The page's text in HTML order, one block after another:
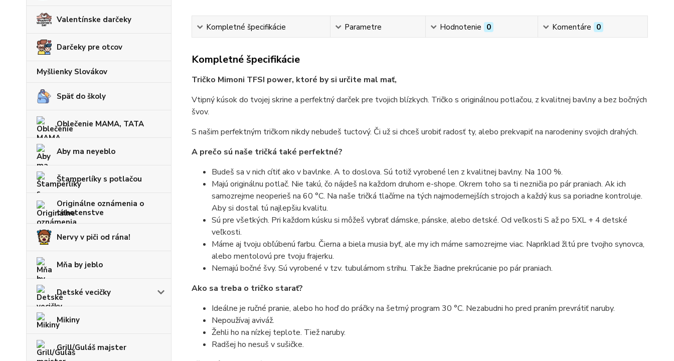
Valentínske darčeky
Darčeky pre otcov
Myšlienky Slovákov
Späť do školy
Oblečenie MAMA, TATA
Aby ma neyeblo
Štamperlíky s potlačou
Originálne oznámenia o
tehotenstve
Nervy v piči od rána!
Mňa by jeblo
Detské vecičky
Mikiny
Grill/Guláš majster
Kompletné špecifikácie Parametre Hodnotenie 0 Komentáre 0
Kompletné špecifikácie
Tričko Mimoni TFSI power, ktoré by si určite mal mať,
Vtipný kúsok do tvojej skrine a perfektný darček pre tvojich blízkych. Tričko s originálnou potlačou, z kvalitnej bavlny a bez bočných
švov.
S našim perfektným tričkom nikdy nebudeš tuctový. Či už si chceš urobiť radosť ty, alebo prekvapiť na narodeniny svojich drahých.
A prečo sú naše tričká také perfektné?
Budeš sa v nich cítiť ako v bavlnke. A to doslova. Sú totiž vyrobené len z kvalitnej bavlny. Na 100 %.
Majú originálnu potlač. Nie takú, čo nájdeš na každom druhom e-shope. Okrem toho sa ti nezničia po pár praniach. Ak ich
samozrejme neoperieš na 60 °C. Na naše tričká tlačíme na tých najmodernejších strojoch a každý kus sa poriadne kontroluje.
Aby si dostal tú najlepšiu kvalitu.
Sú pre všetkých. Pri každom kúsku si môžeš vybrať dámske, pánske, alebo detské. Od veľkosti S až po 5XL + 4 detské
veľkosti.
Máme aj tvoju obľúbenú farbu. Čierna a biela musia byť, ale my ich máme samozrejme viac. Napríklad žltú pre tvojho synovca,
alebo mentolovú pre tvoju frajerku.
Nemajú bočné švy. Sú vyrobené v tzv. tubulárnom strihu. Takže žiadne prekrúcanie po pár praniach.
Ako sa treba o tričko starať?
Ideálne je ručné pranie, alebo ho hoď do práčky na šetrný program 30 °C. Nezabudni ho pred praním prevrátiť naruby.
Nepoužívaj aviváž.
Žehli ho na nízkej teplote. Tiež naruby.
Radšej ho nesuš v sušičke.